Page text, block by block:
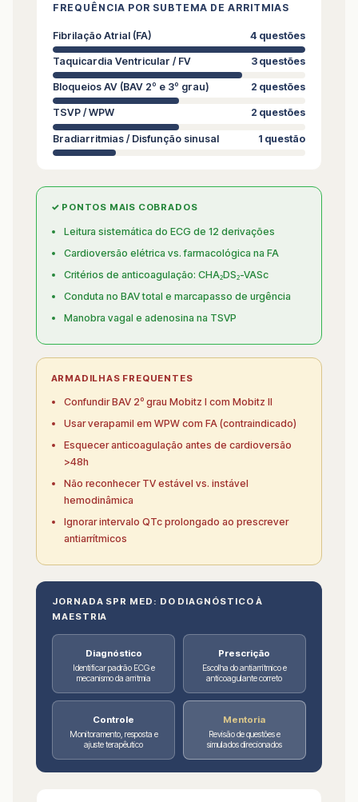
FREQUÊNCIA POR SUBTEMA DE ARRITMIAS
Fibrilação Atrial (FA) 4 questões
Taquicardia Ventricular / FV 3 questões
Bloqueios AV (BAV 2º e 3º grau) 2 questões
TSVP / WPW 2 questões
Bradiarritmias / Disfunção sinusal 1 questão
✓ PONTOS MAIS COBRADOS
Leitura sistemática do ECG de 12 derivações
Cardioversão elétrica vs. farmacológica na FA
Critérios de anticoagulação: CHA₂DS₂-VASc
Conduta no BAV total e marcapasso de urgência
Manobra vagal e adenosina na TSVP
ARMADILHAS FREQUENTES
Confundir BAV 2º grau Mobitz I com Mobitz II
Usar verapamil em WPW com FA (contraindicado)
Esquecer anticoagulação antes de cardioversão
>48h
Não reconhecer TV estável vs. instável
hemodinâmica
Ignorar intervalo QTc prolongado ao prescrever
antiarrítmicos
JORNADA SPR MED: DO DIAGNÓSTICO À
MAESTRIA
Diagnóstico
Identificar padrão ECG e
mecanismo da arritmia
Prescrição
Escolha do antiarrítmico e
anticoagulante correto
Controle
Monitoramento, resposta e
ajuste terapêutico
Mentoria
Revisão de questões e
simulados direcionados